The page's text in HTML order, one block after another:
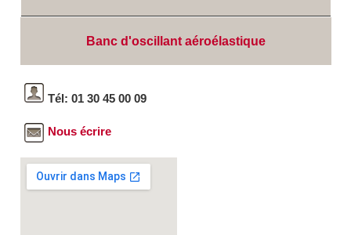
Banc d'oscillant aéroélastique
Tél: 01 30 45 00 09
Nous écrire